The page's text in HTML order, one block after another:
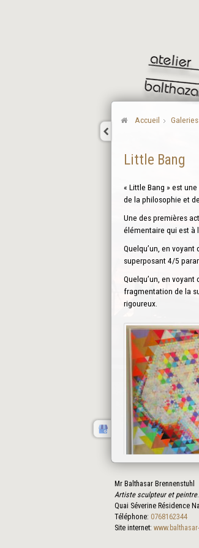
Accueil Galeries
Little Bang
« Little Bang » est
de la philosophie et
Une des premières
élémentaire qui est à
Quelqu’un, en
superposant 4/5
Quelqu’un, en
fragmentation de la
rigoureux.
Mr Balthasar Brennenstuhl
Artiste sculpteur et peintre.
Quai Séverine Résidence
Téléphone: 0768162344
Site internet: